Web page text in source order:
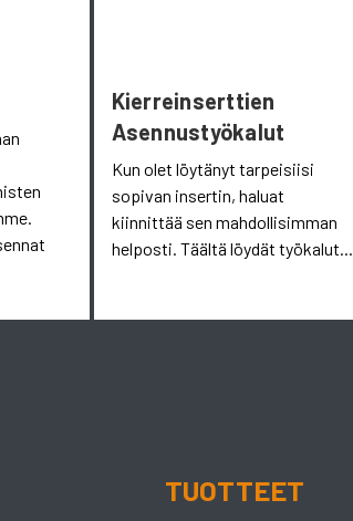
Kierreinserttien
Asennustyökalut
Kun olet löytänyt tarpeisiisi
sopivan insertin, haluat
kiinnittää sen mahdollisimman
helposti. Täältä löydät työkalut...
TUOTTEET